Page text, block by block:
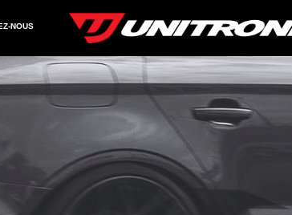
NOUS